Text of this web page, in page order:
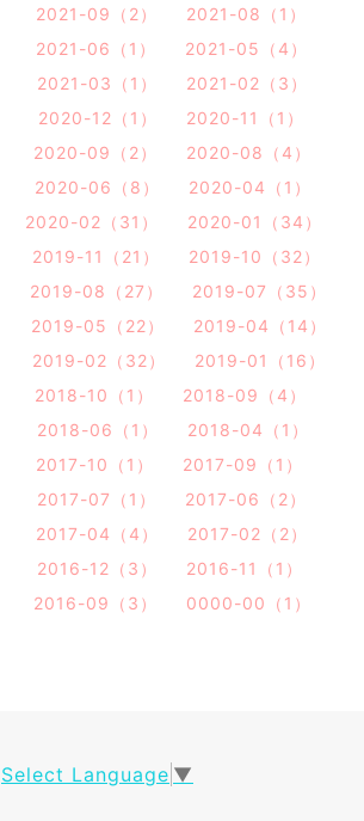
2021-09（2）
2021-08（1）
2021-06（1）
2021-05（4）
2021-03（1）
2021-02（3）
2020-12（1）
2020-11（1）
2020-09（2）
2020-08（4）
2020-06（8）
2020-04（1）
2020-02（31）
2020-01（34）
2019-11（21）
2019-10（32）
2019-08（27）
2019-07（35）
2019-05（22）
2019-04（14）
2019-02（32）
2019-01（16）
2018-10（1）
2018-09（4）
2018-06（1）
2018-04（1）
2017-10（1）
2017-09（1）
2017-07（1）
2017-06（2）
2017-04（4）
2017-02（2）
2016-12（3）
2016-11（1）
2016-09（3） 0000-00（1）
Select Language ▼